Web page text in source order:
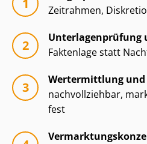
Zeitrahmen,
Un­ter­la­gen­prü­fung
Faktenlage statt
Wertermittlung
nachvollziehbar,
fest